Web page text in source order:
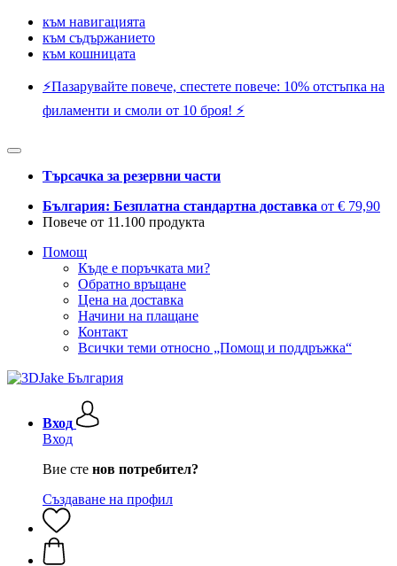
към навигацията
към съдържанието
към кошницата
⚡️Пазарувайте повече, спестете повече: 10% отстъпка на
филаменти и смоли от 10 броя! ⚡️
Търсачка за резервни части
България: Безплатна стандартна доставка от € 79,90
Повече от 11.100 продукта
Помощ
Къде е поръчката ми?
Обратно връщане
Цена на доставка
Начини на плащане
Контакт
Всички теми относно „Помощ и поддръжка“
Вход
Вход
Вие сте нов потребител?
Създаване на профил